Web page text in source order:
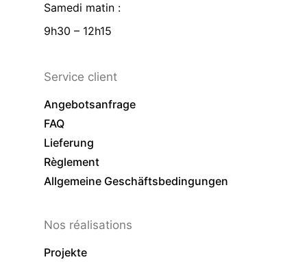
Samedi matin :
9h30 – 12h15
Service client
Angebotsanfrage
FAQ
Lieferung
Règlement
Allgemeine Geschäftsbedingungen
Nos réalisations
Projekte